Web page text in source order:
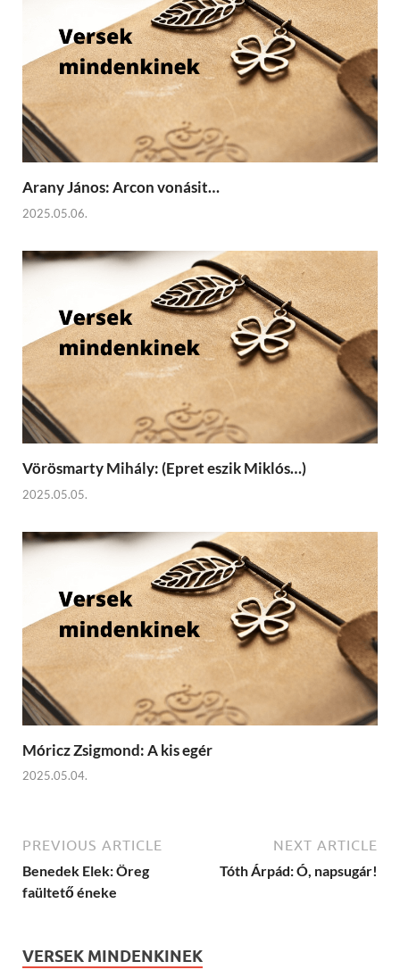
Arany János: Arcon vonásit…
2025.05.06.
Vörösmarty Mihály: (Epret eszik Miklós…)
2025.05.05.
Móricz Zsigmond: A kis egér
2025.05.04.
PREVIOUS ARTICLE
Benedek Elek: Öreg
faültető éneke
NEXT ARTICLE
Tóth Árpád: Ó, napsugár!
VERSEK MINDENKINEK